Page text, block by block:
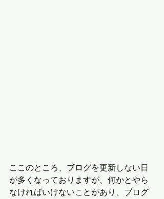
ここのところ、ブログを更新しない日
が多くなっておりますが、何かとやら
なければいけないことがあり、ブログ